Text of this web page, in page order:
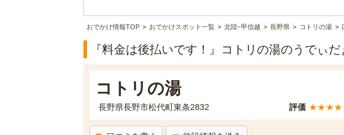
おでかけ情報TOP おでかけスポット一覧 北陸･甲信越 長野県 コトリの湯
『料金は後払いです！』コトリの湯のうでぃだ
コトリの湯
長野県長野市松代町東条2832 評価 ★★★★